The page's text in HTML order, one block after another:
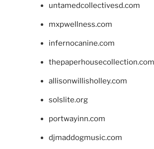
untamedcollectivesd.com
mxpwellness.com
infernocanine.com
thepaperhousecollection.com
allisonwillisholley.com
solslite.org
portwayinn.com
djmaddogmusic.com